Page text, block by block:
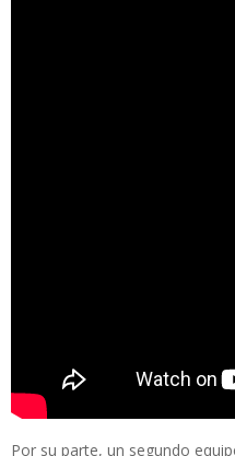
Por su parte, un segundo